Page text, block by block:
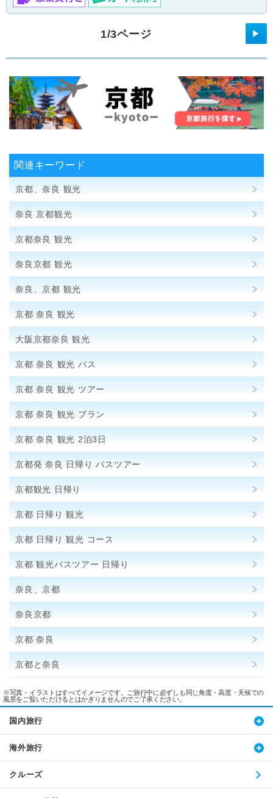
1/3ページ ▶
関連キーワード
京都、奈良 観光
奈良 京都観光
京都奈良 観光
奈良京都 観光
奈良、京都 観光
京都 奈良 観光
大阪京都奈良 観光
京都 奈良 観光 バス
京都 奈良 観光 ツアー
京都 奈良 観光 プラン
京都 奈良 観光 2泊3日
京都発 奈良 日帰り バスツアー
京都観光 日帰り
京都 日帰り 観光
京都 日帰り 観光 コース
京都 観光バスツアー 日帰り
奈良、京都
奈良京都
京都 奈良
京都と奈良
※写真・イラストはすべてイメージです。ご旅行中に必ずしも同じ角度・高度・天候での
風景をご覧いただけるとはかぎりませんのでご了承ください。
国内旅行
海外旅行
クルーズ